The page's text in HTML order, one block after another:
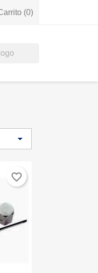
(0)

favorite_border